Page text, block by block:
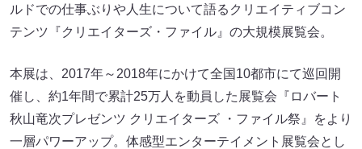
ルドでの仕事ぶりや人生について語るクリエイティブコン
テンツ『クリエイターズ・ファイル』の大規模展覧会。
本展は、2017年～2018年にかけて全国10都市にて巡回開
催し、約1年間で累計25万人を動員した展覧会『ロバート
秋山竜次プレゼンツ クリエイターズ ・ファイル祭』をより
一層パワーアップ。体感型エンターテイメント展覧会とし